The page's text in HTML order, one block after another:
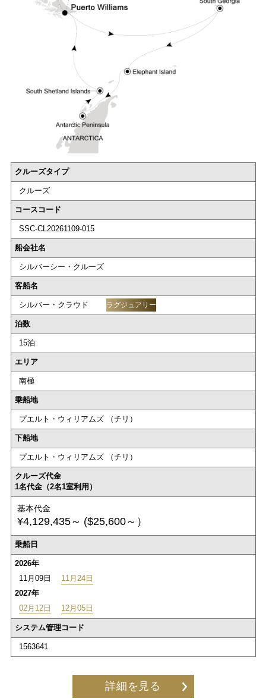
クルーズタイプ
クルーズ
コースコード
SSC-CL20261109-015
船会社名
シルバーシー・クルーズ
客船名
シルバー・クラウド ラグジュアリー
泊数
15泊
エリア
南極
乗船地
プエルト・ウィリアムズ （チリ）
下船地
プエルト・ウィリアムズ （チリ）
クルーズ代金
1名代金（2名1室利用）
基本代金
¥4,129,435～ ($25,600～）
乗船日
2026年
11月09日
11月24日
2027年
02月12日
12月05日
システム管理コード
1563641
詳細を見る